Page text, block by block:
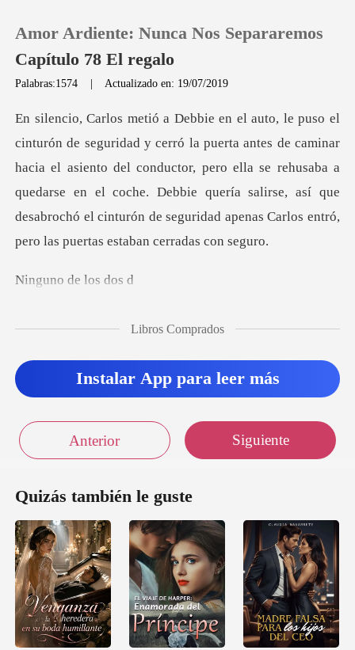
0
Recargar
Amor Ardiente: Nunca Nos Separaremos
Capítulo 78 El regalo
Palabras:1574 | Actualizado en: 19/07/2019
minar
hacia el asiento del conductor, pero ella se rehusaba a
quedarse en el coche. Debbie quería salirse, as
o de l
Libros Comprados
Instalar App para leer más
Anterior Siguiente
Quizás también le guste